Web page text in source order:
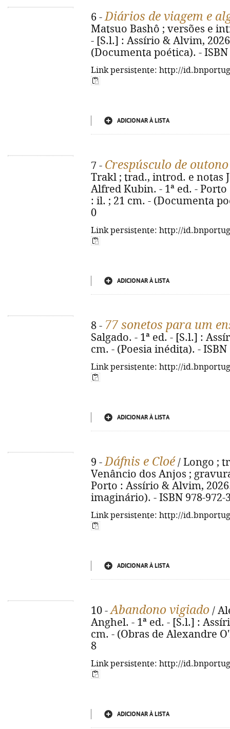
6 -Diários de viagem e
Matsuo Bashô ; versões e
- [S.l.] : Assírio & Alvim,
(Documenta poética). - ISBN
Link persistente: http://
ADICIONAR À LISTA
7 - Crespúsculo de outono
Trakl ; trad., introd. e notas
Alfred Kubin. - 1ª ed. -
: il. ; 21 cm. - (Documenta
0
Link persistente: http://
ADICIONAR À LISTA
8 - 77 sonetos para um
Salgado. - 1ª ed. - [S.l.] :
cm. - (Poesia inédita). - ISBN
Link persistente: http://
ADICIONAR À LISTA
9 -Dáfnis e Cloé / Longo ;
Venâncio dos Anjos ;
Porto : Assírio & Alvim,
imaginário). - ISBN 978-972-
Link persistente: http://
ADICIONAR À LISTA
10 -Abandono vigiado /
Anghel. - 1ª ed. - [S.l.] :
cm. - (Obras de Alexandre
8
Link persistente: http://
ADICIONAR À LISTA